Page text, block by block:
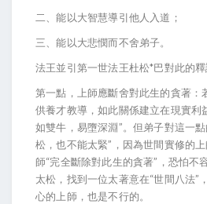
二、能以大智慧導引他人入道；
三、能以大悲憫而不舍弟子。
法王並引第一世法王杜松*巴對此的
第一點，上師應斷舍對此生的貪著：
供養才教導，如此關係建立在現實利
如雙牛，易墮深淵”。但弟子對這一
松，也不能太緊”，因為世間實修的
師“完全斷除對此生的貪著”，恐怕不
太松，找到一位太著意在“世間八法”
心的上師，也是不行的。